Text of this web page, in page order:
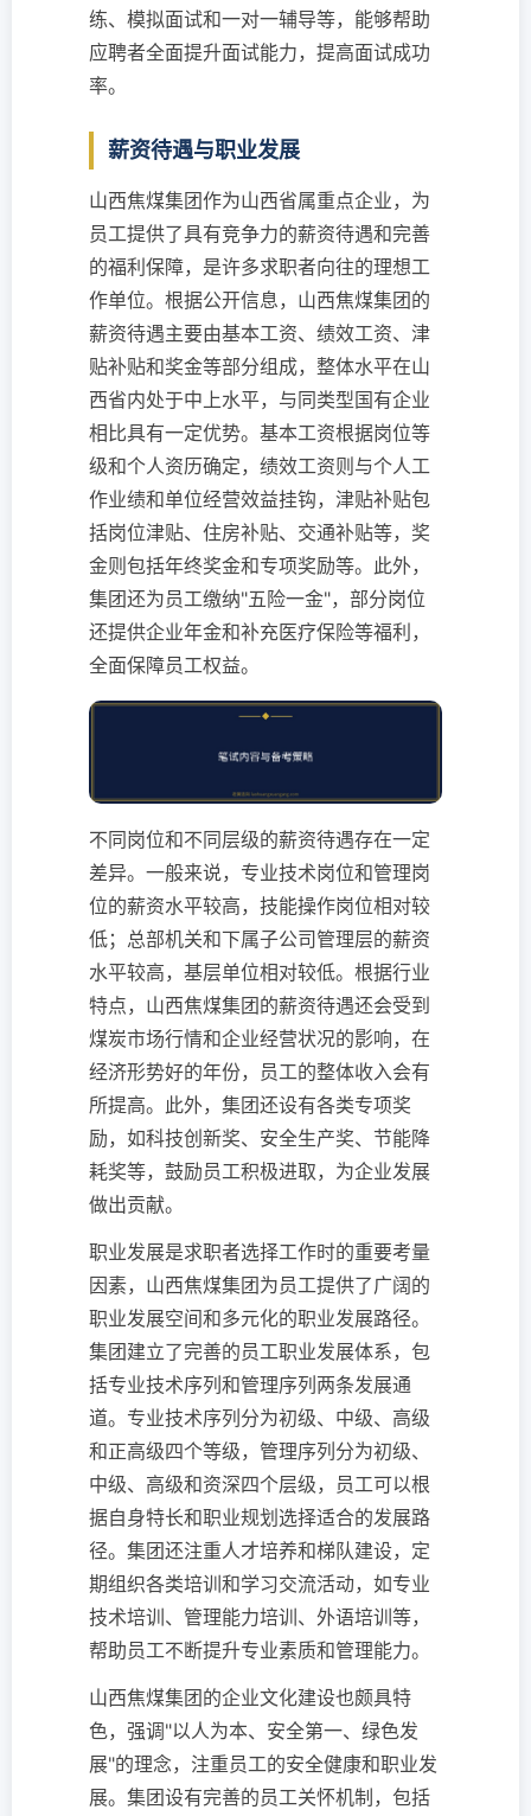
练、模拟面试和一对一辅导等，能够帮助
应聘者全面提升面试能力，提高面试成功
率。
薪资待遇与职业发展
山西焦煤集团作为山西省属重点企业，为
员工提供了具有竞争力的薪资待遇和完善
的福利保障，是许多求职者向往的理想工
作单位。根据公开信息，山西焦煤集团的
薪资待遇主要由基本工资、绩效工资、津
贴补贴和奖金等部分组成，整体水平在山
西省内处于中上水平，与同类型国有企业
相比具有一定优势。基本工资根据岗位等
级和个人资历确定，绩效工资则与个人工
作业绩和单位经营效益挂钩，津贴补贴包
括岗位津贴、住房补贴、交通补贴等，奖
金则包括年终奖金和专项奖励等。此外，
集团还为员工缴纳"五险一金"，部分岗位
还提供企业年金和补充医疗保险等福利，
全面保障员工权益。
不同岗位和不同层级的薪资待遇存在一定
差异。一般来说，专业技术岗位和管理岗
位的薪资水平较高，技能操作岗位相对较
低；总部机关和下属子公司管理层的薪资
水平较高，基层单位相对较低。根据行业
特点，山西焦煤集团的薪资待遇还会受到
煤炭市场行情和企业经营状况的影响，在
经济形势好的年份，员工的整体收入会有
所提高。此外，集团还设有各类专项奖
励，如科技创新奖、安全生产奖、节能降
耗奖等，鼓励员工积极进取，为企业发展
做出贡献。
职业发展是求职者选择工作时的重要考量
因素，山西焦煤集团为员工提供了广阔的
职业发展空间和多元化的职业发展路径。
集团建立了完善的员工职业发展体系，包
括专业技术序列和管理序列两条发展通
道。专业技术序列分为初级、中级、高级
和正高级四个等级，管理序列分为初级、
中级、高级和资深四个层级，员工可以根
据自身特长和职业规划选择适合的发展路
径。集团还注重人才培养和梯队建设，定
期组织各类培训和学习交流活动，如专业
技术培训、管理能力培训、外语培训等，
帮助员工不断提升专业素质和管理能力。
山西焦煤集团的企业文化建设也颇具特
色，强调"以人为本、安全第一、绿色发
展"的理念，注重员工的安全健康和职业发
展。集团设有完善的员工关怀机制，包括